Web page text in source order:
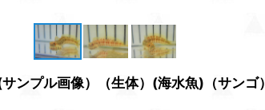
プル画像）（生体）(海水魚)（サンゴ）